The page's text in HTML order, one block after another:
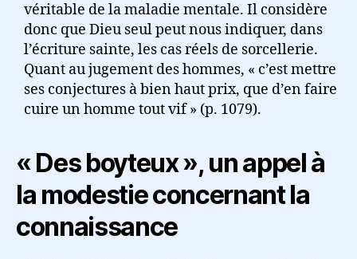
véritable de la maladie mentale. Il considère
donc que Dieu seul peut nous indiquer, dans
l’écriture sainte, les cas réels de sorcellerie.
Quant au jugement des hommes, « c’est mettre
ses conjectures à bien haut prix, que d’en faire
cuire un homme tout vif » (p. 1079).
« Des boyteux », un appel à
la modestie concernant la
connaissance